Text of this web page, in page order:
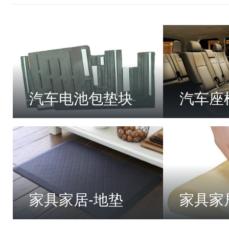
汽车电池包垫块 汽车座
家具家居-地垫 家具家